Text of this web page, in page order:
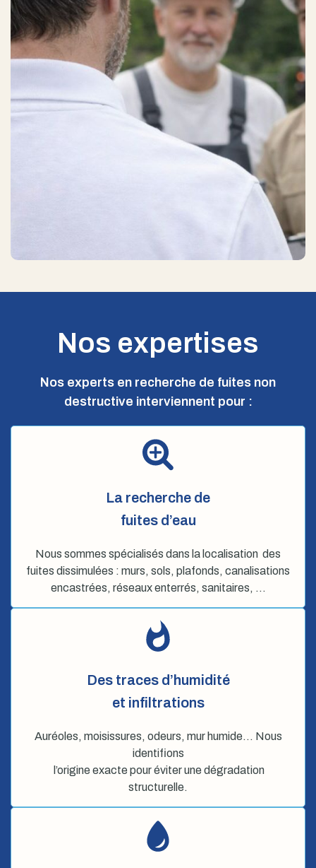
Nos expertises
Nos experts en recherche de fuites non
destructive interviennent pour :
La recherche de
fuites d’eau
Nous sommes spécialisés dans la localisation des
fuites dissimulées : murs, sols, plafonds, canalisations
encastrées, réseaux enterrés, sanitaires, …
Des traces d’humidité
et infiltrations
Auréoles, moisissures, odeurs, mur humide… Nous
identifions
l’origine exacte pour éviter une dégradation
structurelle.